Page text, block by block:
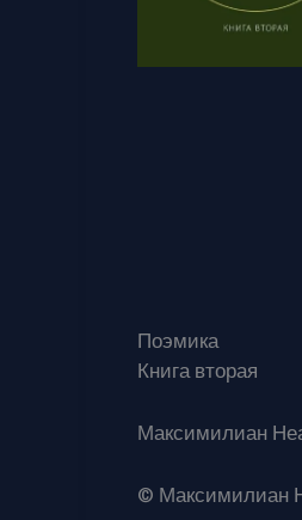
Поэмика
Книга вторая
Максимилиан
© Максимилиан